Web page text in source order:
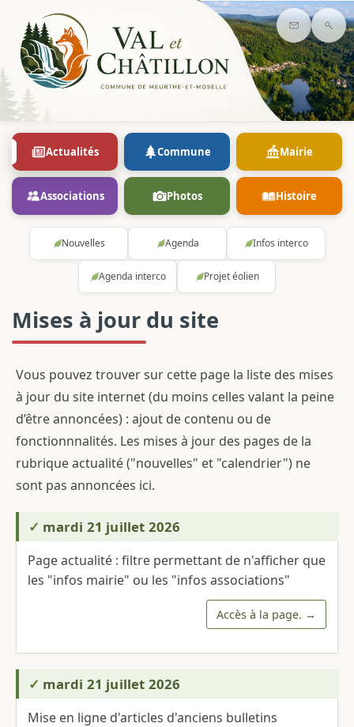
Contact
Actualités Commune Mairie
Associations Photos Histoire
Nouvelles Agenda Infos interco
Agenda interco Projet éolien
Mises à jour du site
Vous pouvez trouver sur cette page la liste des mises
à jour du site internet (du moins celles valant la peine
d’être annoncées) : ajout de contenu ou de
fonctionnnalités. Les mises à jour des pages de la
rubrique actualité ("nouvelles" et "calendrier") ne
sont pas annoncées ici.
mardi 21 juillet 2026
Page actualité : filtre permettant de n'afficher que
les "infos mairie" ou les "infos associations"
Accès à la page.
mardi 21 juillet 2026
Mise en ligne d'articles d'anciens bulletins